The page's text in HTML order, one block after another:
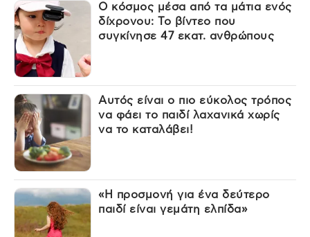
Ο κόσμος μέσα από τα μάτια ενός
δίχρονου: Το βίντεο που
συγκίνησε 47 εκατ. ανθρώπους
Αυτός είναι ο πιο εύκολος τρόπος
να φάει το παιδί λαχανικά χωρίς
να το καταλάβει!
«Η προσμονή για ένα δεύτερο
παιδί είναι γεμάτη ελπίδα»